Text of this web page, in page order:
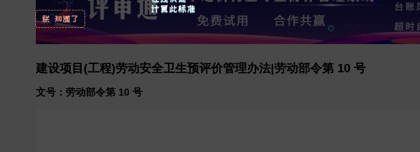
建设项目(工程)劳动安全卫生预评价管理办法|劳动部令第 10 号
文号：劳动部令第 10 号